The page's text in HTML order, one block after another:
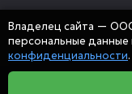
Владелец сайта —
персональные
конфиденциальности.